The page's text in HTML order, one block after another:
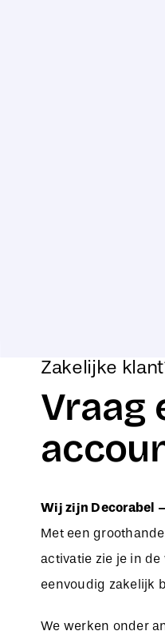
Zakelijke
Vraag
Wij zijn Decorabel
Met een
activatie zie je in
eenvoudig zakelijk
We werken onder